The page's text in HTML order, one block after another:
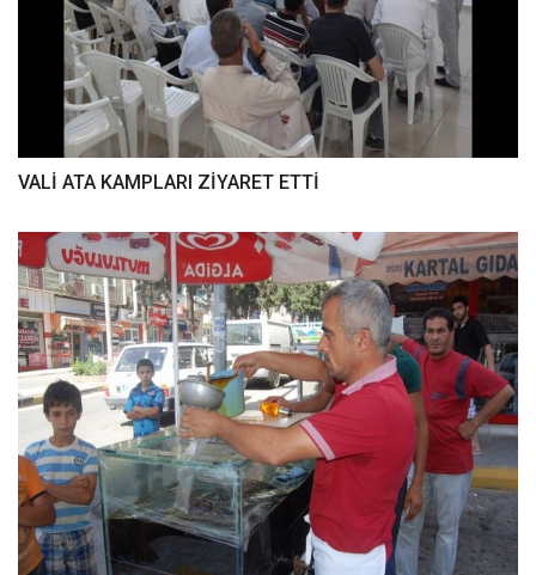
VALİ ATA KAMPLARI ZİYARET ETTİ